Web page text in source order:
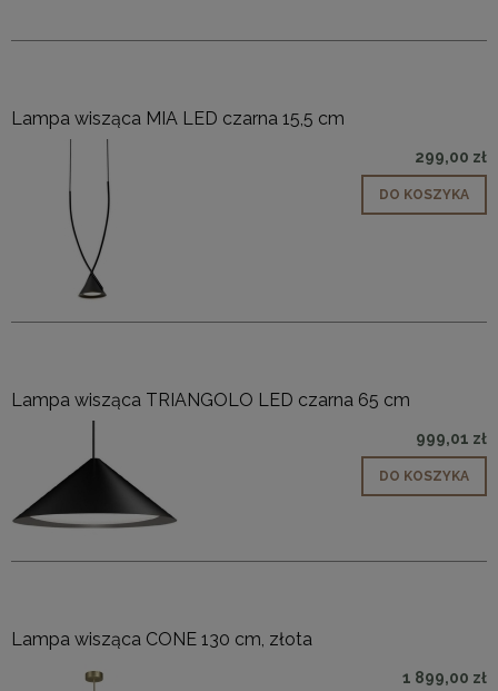
Lampa wisząca MIA LED czarna 15,5 cm
299,00 zł
DO KOSZYKA
Lampa wisząca TRIANGOLO LED czarna 65 cm
999,01 zł
DO KOSZYKA
Lampa wisząca CONE 130 cm, złota
1 899,00 zł